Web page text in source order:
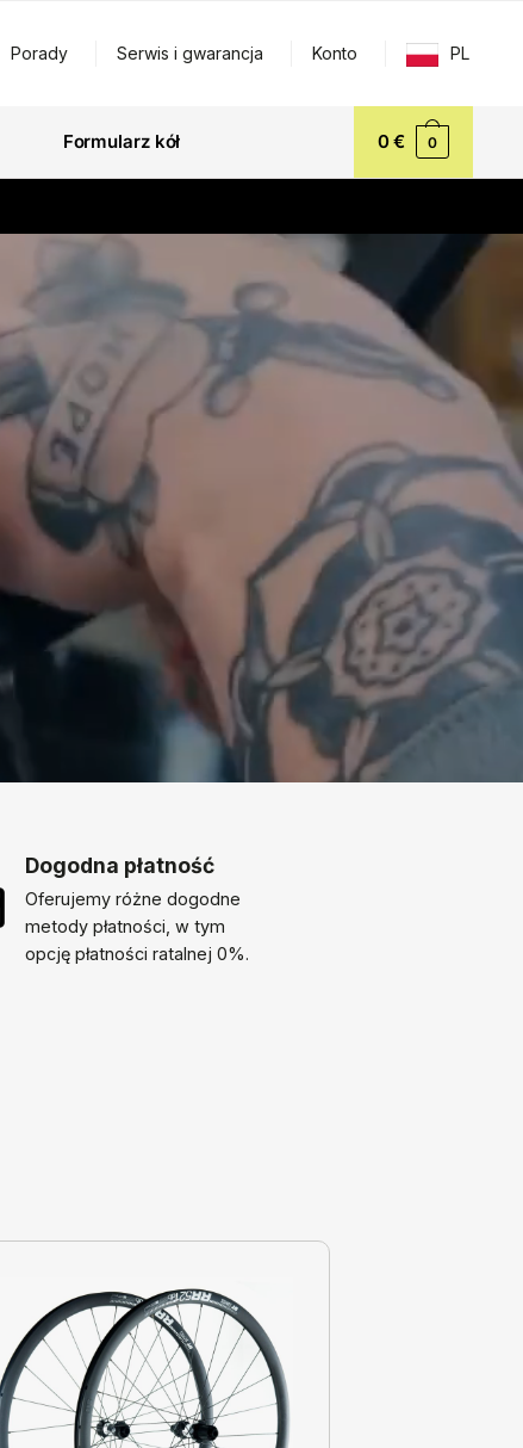
Porady Serwis i gwarancja Konto PL
Formularz kół 0€ 0
Dogodna płatność
Oferujemy różne dogodne
metody płatności, w tym
opcję płatności ratalnej 0%.